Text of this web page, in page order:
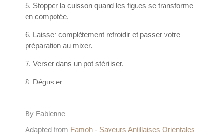
Stopper la cuisson quand les figues se transforme
en compotée.
Laisser complètement refroidir et passer votre
préparation au mixer.
Verser dans un pot stériliser.
Déguster.
By Fabienne
Adapted from Famoh - Saveurs Antillaises Orientales